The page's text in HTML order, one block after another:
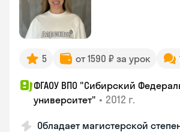
5 от 1590 ₽ за урок
ФГАОУ ВПО "Сибирский
университет" • 2012 г.
Обладает магистерской